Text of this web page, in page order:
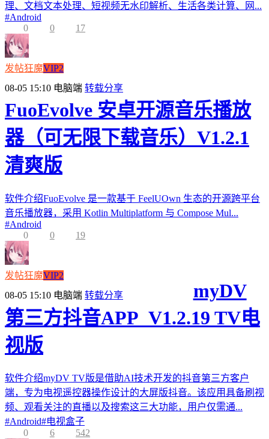
理、文档文本处理、短视频无水印解析、生活各类计算、网...
#Android
0
0 17
发帖狂魔VIP2
08-05 15:10 电脑端 转载分享
FuoEvolve 安卓开源音乐播放
器（可无限下载音乐）V1.2.1
清爽版
软件介绍FuoEvolve 是一款基于 FeelUOwn 生态的开源跨平台
音乐播放器，采用 Kotlin Multiplatform 与 Compose Mul...
#Android
0
0 19
发帖狂魔VIP2
08-05 15:10 电脑端 转载分享
myDV
第三方抖音APP_V1.2.19 TV电
视版
软件介绍myDV TV版是借助AI技术开发的抖音第三方客户
端，专为电视遥控器操作设计的大屏版抖音。该应用具备刷视
频、观看关注的直播以及搜索这三大功能，用户仅需通...
#Android#电视盒子
0
6 542